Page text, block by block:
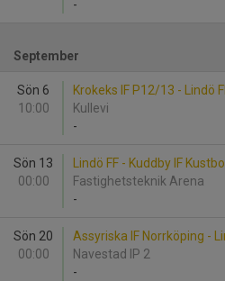
-
September
Sön 6
10:00
Krokeks IF P12/13 - Lindö
Kullevi
-
Sön 13
00:00
Lindö FF - Kuddby IF
Fastighetsteknik Arena
-
Sön 20
00:00
Assyriska IF Norrköping -
Navestad IP 2
-